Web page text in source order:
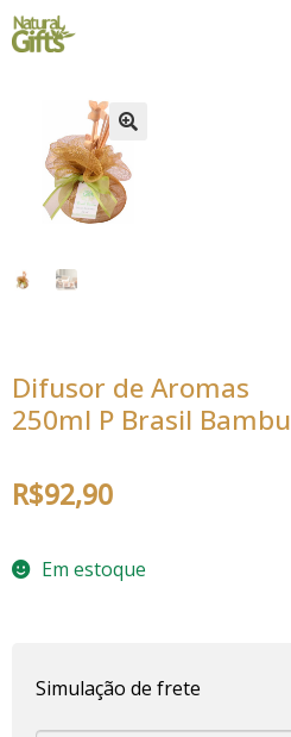
Pular
para
Pular
para
conteúdo
Difusor de Aromas
250ml P Brasil Bambu
R$92,90
Em estoque
Simulação de frete